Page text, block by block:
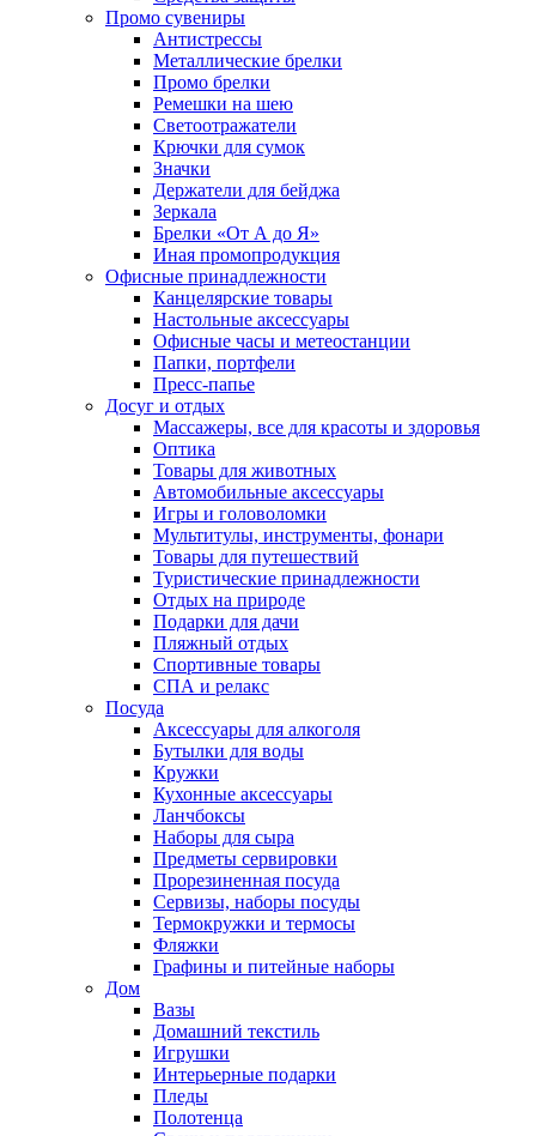
Промо сувениры
Антистрессы
Металлические брелки
Промо брелки
Ремешки на шею
Светоотражатели
Крючки для сумок
Значки
Держатели для бейджа
Зеркала
Брелки «От А до Я»
Иная промопродукция
Офисные принадлежности
Канцелярские товары
Настольные аксессуары
Офисные часы и метеостанции
Папки, портфели
Пресс-папье
Досуг и отдых
Массажеры, все для красоты и здоровья
Оптика
Товары для животных
Автомобильные аксессуары
Игры и головоломки
Мультитулы, инструменты, фонари
Товары для путешествий
Туристические принадлежности
Отдых на природе
Подарки для дачи
Пляжный отдых
Спортивные товары
СПА и релакс
Посуда
Аксессуары для алкоголя
Бутылки для воды
Кружки
Кухонные аксессуары
Ланчбоксы
Наборы для сыра
Предметы сервировки
Прорезиненная посуда
Сервизы, наборы посуды
Термокружки и термосы
Фляжки
Графины и питейные наборы
Дом
Вазы
Домашний текстиль
Игрушки
Интерьерные подарки
Пледы
Полотенца